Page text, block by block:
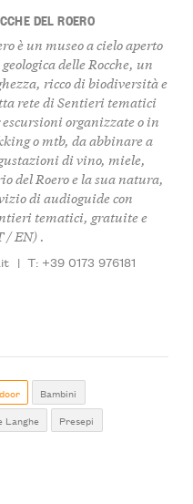
DEL ROERO
è un museo a cielo aperto
delleRocche, un
ricco di biodiversità e
rete di Sentieri tematici
organizzate o in
o mtb, da abbinare a
di vino, miele,
del Roero e la sua natura,
di audioguide con
tematici, gratuite e
/ EN) .
| T: +39 0173 976181
Bambini
Langhe
Presepi